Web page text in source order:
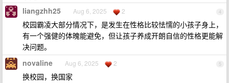
4
liangzhh25 Aug 6, 2025 2
校园霸凌大部分情况下，是发生在性格比较怯懦的小孩子身上，
有一个强健的体魄能避免，但让孩子养成开朗自信的性格更能解
决问题。
5
novaline Aug 6, 2025 2
换校园，换国家